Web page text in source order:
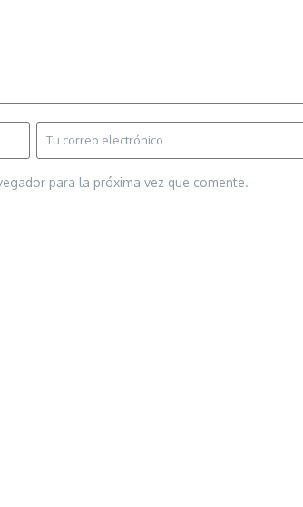
para la próxima vez que comente.